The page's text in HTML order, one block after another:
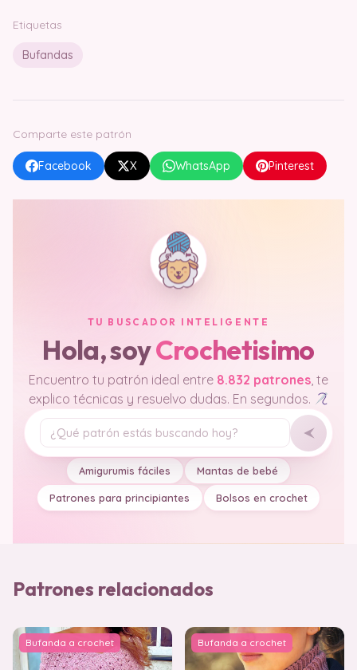
Etiquetas
Bufandas
Comparte este patrón
Facebook X WhatsApp Pinterest
TU BUSCADOR INTELIGENTE
Hola, soyCrochetisimo
Encuentro tu patrón ideal entre 8.832 patrones, te
explico técnicas y resuelvo dudas. En segundos.
Tu pregunta
Amigurumis fáciles Mantas de bebé
Patrones para principiantes Bolsos en crochet
Patrones relacionados
Bufanda a crochet Bufanda a crochet